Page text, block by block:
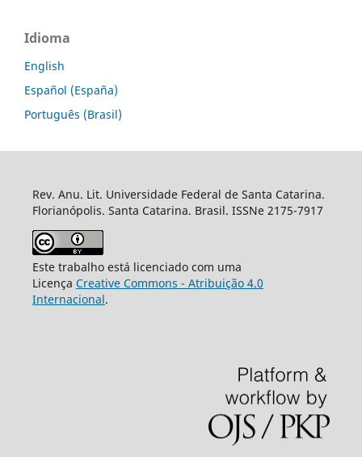
Idioma
English
Español (España)
Português (Brasil)
Rev. Anu. Lit. Universidade Federal de Santa Catarina.
Florianópolis. Santa Catarina. Brasil. ISSNe 2175-7917
Este trabalho está licenciado com uma
Licença Creative Commons - Atribuição 4.0
Internacional.